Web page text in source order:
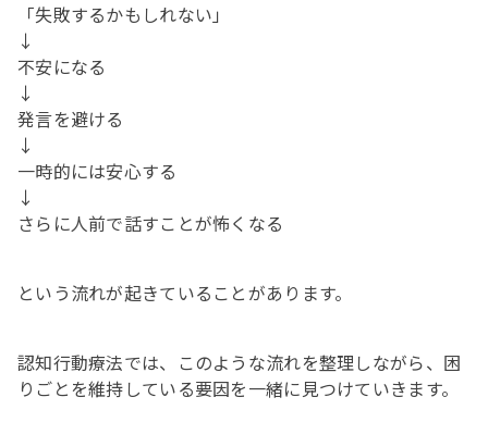
「失敗するかもしれない」
↓
不安になる
↓
発言を避ける
↓
一時的には安心する
↓
さらに人前で話すことが怖くなる
という流れが起きていることがあります。
認知行動療法では、このような流れを整理しながら、困
りごとを維持している要因を一緒に見つけていきます。